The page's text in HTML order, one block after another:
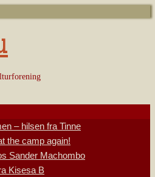
– hilsen fra Tinne
the camp again!
Sander Machombo
Kisesa B